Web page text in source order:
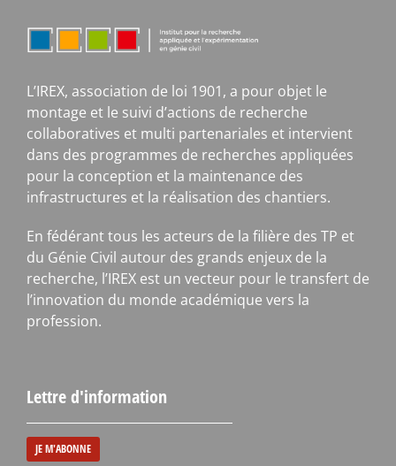
L’IREX, association de loi 1901, a pour objet le
montage et le suivi d’actions de recherche
collaboratives et multi partenariales et intervient
dans des programmes de recherches appliquées
pour la conception et la maintenance des
infrastructures et la réalisation des chantiers.
En fédérant tous les acteurs de la filière des TP et
du Génie Civil autour des grands enjeux de la
recherche, l’IREX est un vecteur pour le transfert de
l’innovation du monde académique vers la
profession.
Lettre d'information
JE M'ABONNE